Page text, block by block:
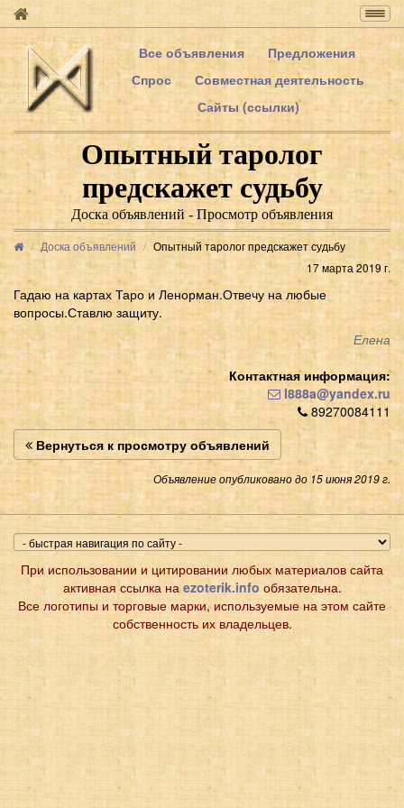
Все объявления
Предложения
Спрос
Совместная деятельность
Сайты (ссылки)
Опытный таролог
предскажет судьбу
Доска объявлений - Просмотр объявления
Доска объявлений
Опытный таролог предскажет судьбу
17 марта 2019 г.
Гадаю на картах Таро и Ленорман.Отвечу на любые
вопросы.Ставлю защиту.
Елена
Контактная информация:
l888a@yandex.ru
89270084111
Вернуться к просмотру объявлений
Объявление опубликовано до 15 июня 2019 г.
При использовании и цитировании любых материалов сайта
активная ссылка наezoterik.info обязательна.
Все логотипы и торговые марки, используемые на этом сайте
собственность их владельцев.